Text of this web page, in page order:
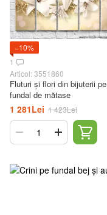
−10%
1
Articol: 3551860
Fluturi și flori din bijuterii pe
fundal de mătase
1 281Lei 1 423Lei